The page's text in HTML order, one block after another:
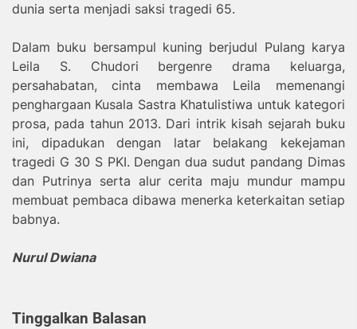
dunia serta menjadi saksi tragedi 65.
Dalam buku bersampul kuning berjudul Pulang karya
Leila S. Chudori bergenre drama keluarga,
persahabatan, cinta membawa Leila memenangi
penghargaan Kusala Sastra Khatulistiwa untuk kategori
prosa, pada tahun 2013. Dari intrik kisah sejarah buku
ini, dipadukan dengan latar belakang kekejaman
tragedi G 30 S PKI. Dengan dua sudut pandang Dimas
dan Putrinya serta alur cerita maju mundur mampu
membuat pembaca dibawa menerka keterkaitan setiap
babnya.
Nurul Dwiana
Tinggalkan Balasan